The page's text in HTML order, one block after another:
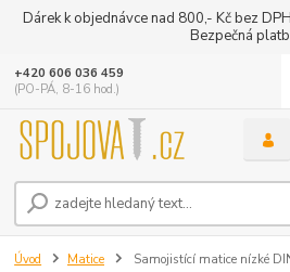
Dárek k objednávce nad 800,- Kč bez
Bezpečná
+420 606 036 459
(PO-PÁ, 8-16 hod.)
Úvod Matice Samojistící matice nízké